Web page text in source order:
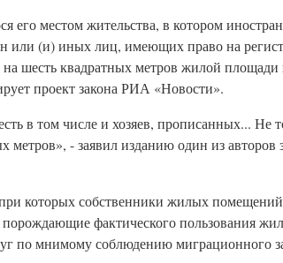
его местом жительства, в котором
или (и) иных лиц, имеющих право на
шесть квадратных метров жилой
проект закона РИА «Новости».
в том числе и хозяев, прописанных... Не
метров», - заявил изданию один из
которых собственники жилых
порождающие фактического пользования
по мнимому соблюдению миграционного